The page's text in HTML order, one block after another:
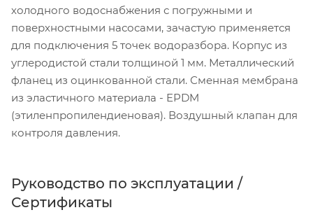
холодного водоснабжения с погружными и
поверхностными насосами, зачастую применяется
для подключения 5 точек водоразбора. Корпус из
углеродистой стали толщиной 1 мм. Металлический
фланец из оцинкованной стали. Сменная мембрана
из эластичного материала - EPDM
(этиленпропилендиеновая). Воздушный клапан для
контроля давления.
Руководство по эксплуатации /
Сертификаты